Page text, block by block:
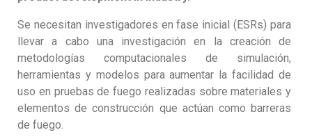
Se necesitan investigadores en fase inicial (ESRs) para
llevar a cabo una investigación en la creación de
metodologías computacionales de simulación,
herramientas y modelos para aumentar la facilidad de
uso en pruebas de fuego realizadas sobre materiales y
elementos de construcción que actúan como barreras
de fuego.